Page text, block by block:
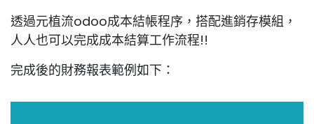
透過元植流odoo成本結帳程序，搭配進銷存模組，
人人也可以完成成本結算工作流程!!
完成後的財務報表範例如下：